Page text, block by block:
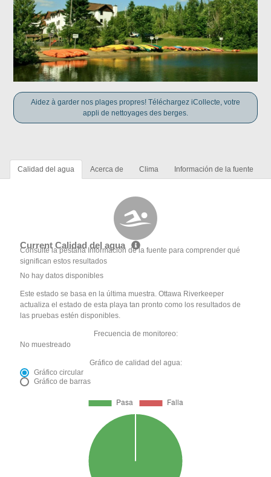
Aidez à garder nos plages propres! Téléchargez iCollecte, votre
appli de nettoyages des berges.
Calidad del agua Acerca de Clima Información de la fuente
Current Calidad del agua
Consulte la pestaña Información de la fuente para comprender qué
significan estos resultados
No hay datos disponibles
Este estado se basa en la última muestra. Ottawa Riverkeeper
actualiza el estado de esta playa tan pronto como los resultados de
las pruebas estén disponibles.
Frecuencia de monitoreo:
No muestreado
Gráfico de calidad del agua:
Gráfico circular
Gráfico de barras